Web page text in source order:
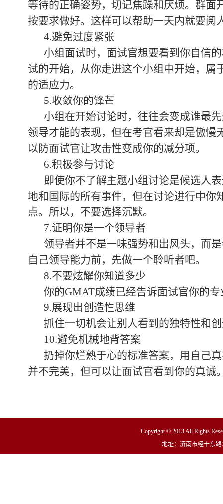
等待的正确姿势，切记焦躁和厌烦。群面
按要求做好。这样可以帮助一天内就要阅
4.避免过度紧张
小组面试时，面试官想要看到你自信
试的开始，从你走进这个小组中开始，属
的适应力。
5.收敛你的锋芒
小组在开始讨论时，往往会变成谁最
领导才能的表现，但在考官看来却是傲慢
以防面试官让攻击性变成你的减分项。
6.积极参与讨论
即使你不了解主题小组讨论是候选人
地和国际的所有事件，但在讨论进行中你
点。所以，不要选择沉默。
7.证明你是一个领导者
领导者并不是一味强势和出风头，而
自己领导能力前，先做一个聆听者吧。
8.不要炫耀你知道多少
你的GMAT成绩已经告诉面试官你的
9.展现出创造性思维
抓住一切机会让别人看到的独特性和
10.避免机械地背答案
扔掉你烂熟于心的标准答案，用自己
并不完美，但可以让面试官看到你的真诚
Copyright © 2013 All Rights
地址：济南市经十东路